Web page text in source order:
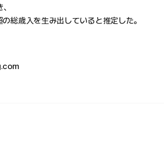
総歳入を生み出していると推定した。